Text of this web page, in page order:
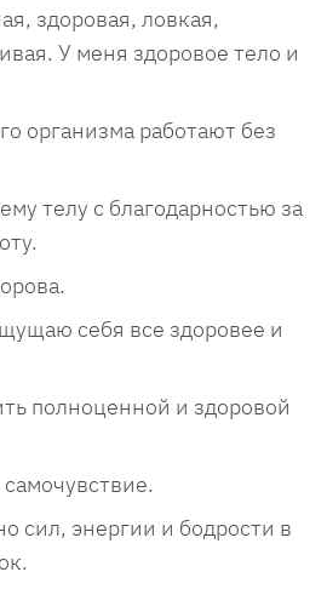
здоровая, ловкая,
У меня здоровое тело и
организма работают без
телу с благодарностью за
себя все здоровее и
полноценной и здоровой
сил, энергии и бодрости в